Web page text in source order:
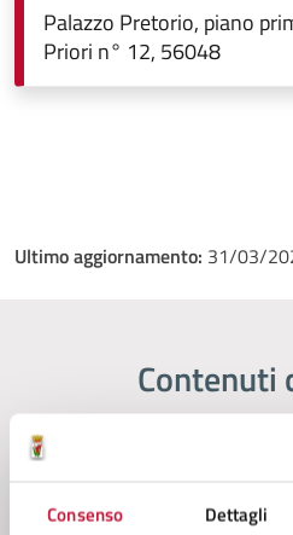
Consenso Dettagli
Istruzione Pubblica,
Sociali, Sport
Palazzo Pretorio, piano
Priori n° 12, 56048
Ultimo aggiornamento: 31/03/
Contenuti
Conferenza Zonale per